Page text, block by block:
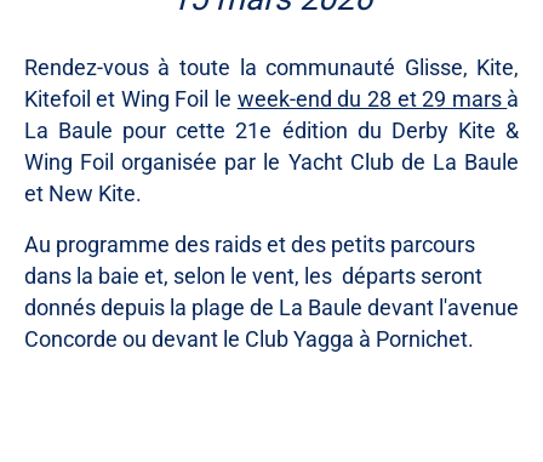
Rendez-vous à toute la communauté Glisse, Kite,
Kitefoil et Wing Foil le week-end du 28 et 29 mars à
La Baule pour cette 21e édition du Derby Kite &
Wing Foil organisée par le Yacht Club de La Baule
et New Kite.
Au programme des raids et des petits parcours
dans la baie et, selon le vent, les départs seront
donnés depuis la plage de La Baule devant l'avenue
Concorde ou devant le Club Yagga à Pornichet.